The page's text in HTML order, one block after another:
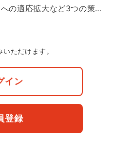
の適応拡大など3つの策…
ただけます。
イン
登録